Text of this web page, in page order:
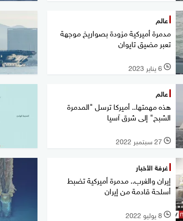
عالم
مدمرة أميركية مزودة بصواريخ موجهة
تعبر مضيق تايوان
l 6 يناير 2023
عالم
هذه مهمتها.. أميركا ترسل "المدمرة
الشبح" إلى شرق آسيا
l 27 سبتمبر 2022
غرفة الأخبار
إيران والغرب.. مدمرة أميركية تضبط
أسلحة قادمة من إيران
l 8 يوليو 2022